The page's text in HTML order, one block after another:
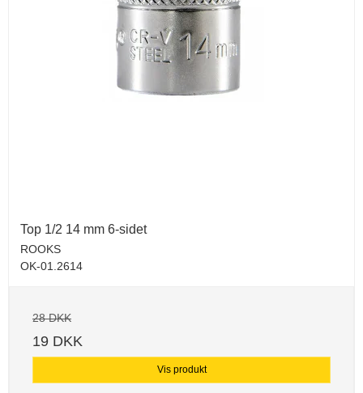
Top 1/2 14 mm 6-sidet
ROOKS
OK-01.2614
28 DKK
19 DKK
Vis produkt